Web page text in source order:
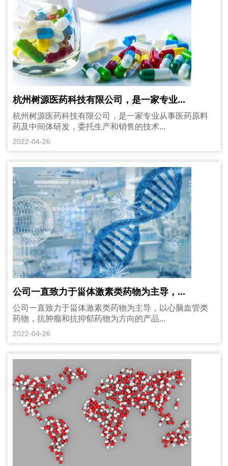
杭州树源医药科技有限公司，是一家专业...
杭州树源医药科技有限公司，是一家专业从事医药原料
药及中间体研发，委托生产和销售的技术...
2022-04-26
公司一直致力于甾体激素类药物为主导，...
公司一直致力于甾体激素类药物为主导，以心脑血管类
药物，抗肿瘤和抗抑郁药物为方向的产品...
2022-04-26